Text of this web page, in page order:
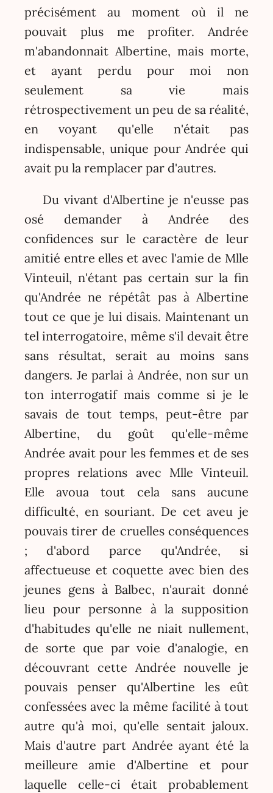
précisément au moment où il ne
pouvait plus me profiter. Andrée
m'abandonnait Albertine, mais morte,
et ayant perdu pour moi non
seulement sa vie mais
rétrospectivement un peu de sa réalité,
en voyant qu'elle n'était pas
indispensable, unique pour Andrée qui
avait pu la remplacer par d'autres.
Du vivant d'Albertine je n'eusse pas
osé demander à Andrée des
confidences sur le caractère de leur
amitié entre elles et avec l'amie de Mlle
Vinteuil, n'étant pas certain sur la fin
qu'Andrée ne répétât pas à Albertine
tout ce que je lui disais. Maintenant un
tel interrogatoire, même s'il devait être
sans résultat, serait au moins sans
dangers. Je parlai à Andrée, non sur un
ton interrogatif mais comme si je le
savais de tout temps, peut-être par
Albertine, du goût qu'elle-même
Andrée avait pour les femmes et de ses
propres relations avec Mlle Vinteuil.
Elle avoua tout cela sans aucune
difficulté, en souriant. De cet aveu je
pouvais tirer de cruelles conséquences
; d'abord parce qu'Andrée, si
affectueuse et coquette avec bien des
jeunes gens à Balbec, n'aurait donné
lieu pour personne à la supposition
d'habitudes qu'elle ne niait nullement,
de sorte que par voie d'analogie, en
découvrant cette Andrée nouvelle je
pouvais penser qu'Albertine les eût
confessées avec la même facilité à tout
autre qu'à moi, qu'elle sentait jaloux.
Mais d'autre part Andrée ayant été la
meilleure amie d'Albertine et pour
laquelle celle-ci était probablement